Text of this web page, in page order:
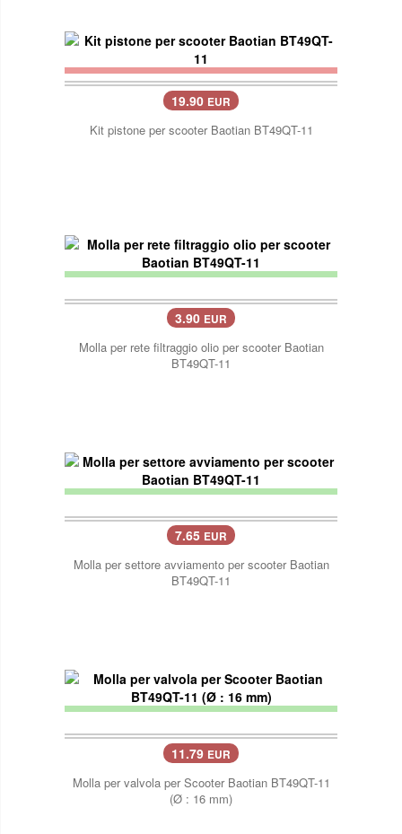
19.90 EUR
Kit pistone per scooter Baotian BT49QT-11
3.90 EUR
Molla per rete filtraggio olio per scooter Baotian
BT49QT-11
7.65 EUR
Molla per settore avviamento per scooter Baotian
BT49QT-11
11.79 EUR
Molla per valvola per Scooter Baotian BT49QT-11
(Ø : 16 mm)